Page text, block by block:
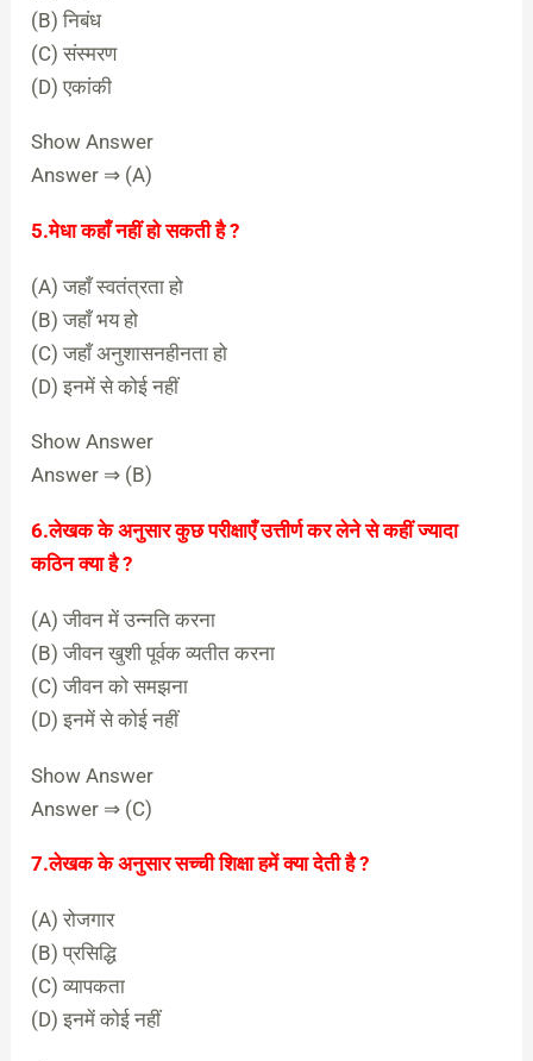
(B) निबंध
(C) संस्मरण
(D) एकांकी
Show Answer
Answer ⇒ (A)
5.मेधा कहाँ नहीं हो सकती है ?
(A) जहाँ स्वतंत्रता हो
(B) जहाँ भय हो
(C) जहाँ अनुशासनहीनता हो
(D) इनमें से कोई नहीं
Show Answer
Answer ⇒ (B)
6.लेखक के अनुसार कुछ परीक्षाएँ उत्तीर्ण कर लेने से कहीं ज्यादा
कठिन क्या है ?
(A) जीवन में उन्नति करना
(B) जीवन खुशी पूर्वक व्यतीत करना
(C) जीवन को समझना
(D) इनमें से कोई नहीं
Show Answer
Answer ⇒ (C)
7.लेखक के अनुसार सच्ची शिक्षा हमें क्या देती है ?
(A) रोजगार
(B) प्रसिद्धि
(C) व्यापकता
(D) इनमें कोई नहीं